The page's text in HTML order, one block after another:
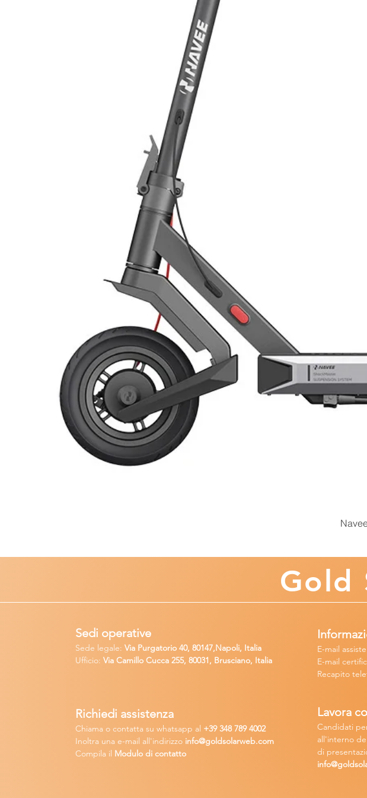
termovettore, così da attuare il trasferimento del calore dai
all’accumulo (bollitore).
Una centralina differenziale provvede ad attivare e
circolazione, a seconda delle necessità e della quantità di
Gold
Sedi operative
Sede legale:Via Purgatorio 40, 80147,Napoli, Italia
Ufficio:Via Camillo Cucca 255, 80031, Brusciano, Italia
Richiedi assistenza
Chiama o contatta su whatsapp al +39 348 789 4002
Inoltra una e-mail all'indirizzo info@goldsolarweb.com
Compila il Modulo di contatto
Lavora
Candidati
all'interno
di
E-mail
E-mail
Recapito